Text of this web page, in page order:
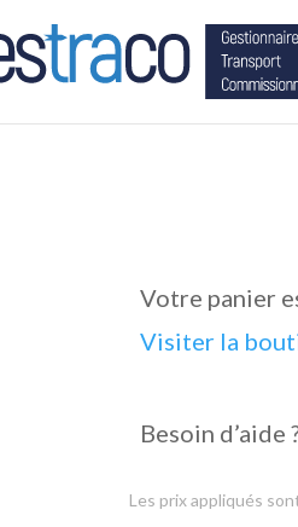
Votre panier
Visiter la
Besoin d’aide
Les prix appliqués